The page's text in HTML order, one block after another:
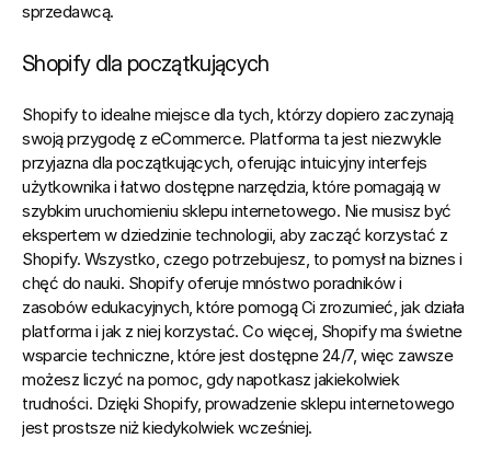
sprzedawcą.
Shopify dla początkujących
Shopify to idealne miejsce dla tych, którzy dopiero zaczynają
swoją przygodę z eCommerce. Platforma ta jest niezwykle
przyjazna dla początkujących, oferując intuicyjny interfejs
użytkownika i łatwo dostępne narzędzia, które pomagają w
szybkim uruchomieniu sklepu internetowego.
ekspertem w dziedzinie technologii, aby zacząć korzystać z
Shopify. Wszystko, czego potrzebujesz, to pomysł na biznes i
chęć do nauki. Shopify oferuje mnóstwo poradników i
zasobów edukacyjnych, które pomogą Ci zrozumieć, jak działa
platforma i jak z niej korzystać. Co więcej, Shopify ma świetne
wsparcie techniczne, które jest dostępne 24/7, więc zawsze
możesz liczyć na pomoc, gdy napotkasz jakiekolwiek
trudności. Dzięki Shopify, prowadzenie sklepu internetowego
jest prostsze niż kiedykolwiek wcześniej.